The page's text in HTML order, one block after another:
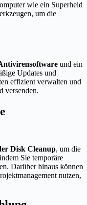
wie ein Superheld
um die
und ein
Updates und
effizient verwalten und
versenden.
Disk Cleanup, um die
Sie temporäre
Darüber hinaus können
nutzen,